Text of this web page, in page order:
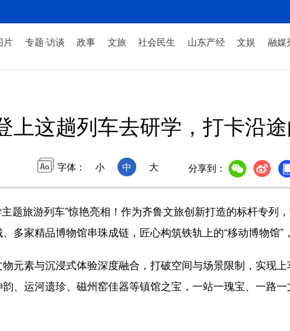
片 专题·访谈 政事 文旅 社会民生 山东产经 文娱 融媒
上这趟列车去研学，打卡沿
字体： 小 中 大 分享到：
旅游列车”惊艳亮相！作为齐鲁文旅创新打造的标杆专列
多家精品博物馆串珠成链，匠心构筑铁轨上的“移动博物馆”
素与沉浸式体验深度融合，打破空间与场景限制，实现上
、运河遗珍、磁州窑佳器等镇馆之宝，一站一瑰宝、一路